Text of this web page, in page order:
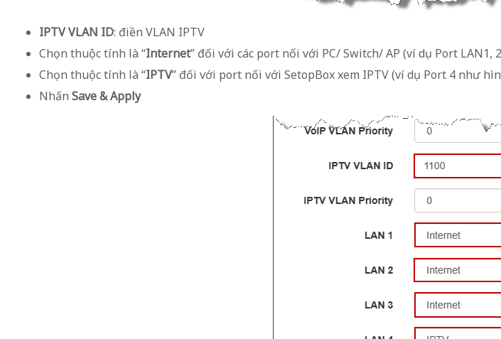
IPTV VLAN ID: điền VLAN IPTV
Chọn thuộc tính là “Internet” đối với các port nối với PC/ Switch/ AP (ví dụ Port LAN1,
Chọn thuộc tính là “IPTV” đối với port nối với SetopBox xem IPTV (ví dụ Port 4 như
Nhấn Save & Apply